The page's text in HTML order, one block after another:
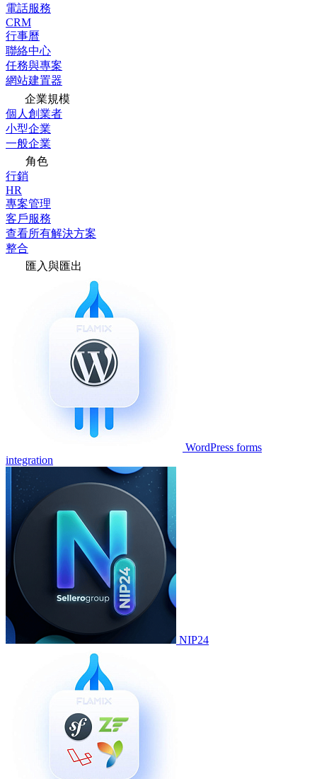
電話服務
CRM
行事曆
聯絡中心
任務與專案
網站建置器
企業規模
個人創業者
小型企業
一般企業
角色
行銷
HR
專案管理
客戶服務
查看所有解決方案
整合
匯入與匯出
WordPress forms
integration
NIP24